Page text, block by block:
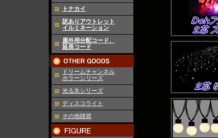
トナカイ
訳ありアウトレット
イルミネーション
屋外用分配コード、
延長コード
ドリームチャンネル
ホラーシリーズ
光る氷シリーズ
ディスコライト
その他雑貨